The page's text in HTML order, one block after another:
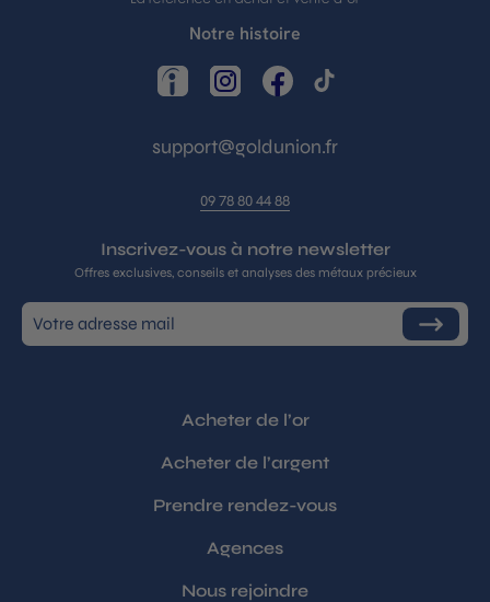
Notre histoire
LinkedIn InstagramFacebookTikTok
support@goldunion.fr
09 78 80 44 88
Inscrivez-vous à notre newsletter
Offres exclusives, conseils et analyses des métaux précieux
Inscrivez-
vous
S'inscrire
Acheter de l’or
Acheter de l’argent
Prendre rendez-vous
Agences
Nous rejoindre